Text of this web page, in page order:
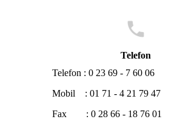
Telefon
Telefon : 0 23 69 - 7 60 06
Mobil : 01 71 - 4 21 79 47
Fax : 0 28 66 - 18 76 01